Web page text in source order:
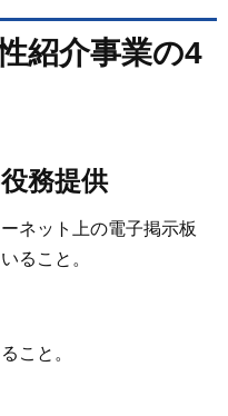
紹介事業の4
務提供
ネット上の電子掲示板
ること。
こと。